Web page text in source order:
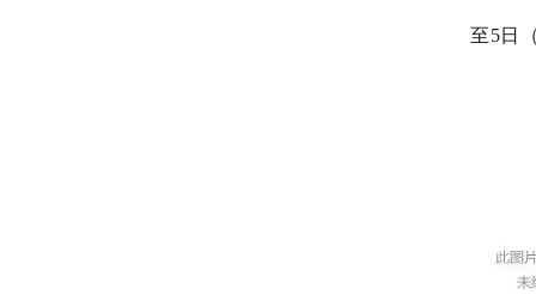
至5日